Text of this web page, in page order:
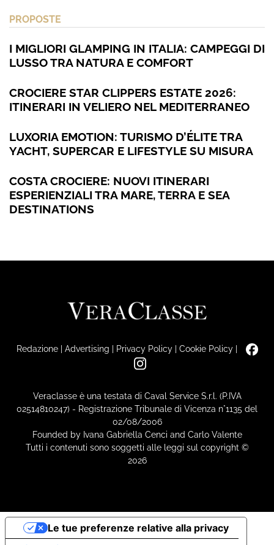
PROPOSTE
I MIGLIORI GLAMPING IN ITALIA: CAMPEGGI DI
LUSSO TRA NATURA E COMFORT
CROCIERE STAR CLIPPERS ESTATE 2026:
ITINERARI IN VELIERO NEL MEDITERRANEO
LUXORIA EMOTION: TURISMO D’ÉLITE TRA
YACHT, SUPERCAR E LIFESTYLE SU MISURA
COSTA CROCIERE: NUOVI ITINERARI
ESPERIENZIALI TRA MARE, TERRA E SEA
DESTINATIONS
Redazione| Advertising | Privacy Policy| Cookie Policy|
Veraclasse è una testata di Caval Service S.r.l. (P.IVA
02514810247) - Registrazione Tribunale di Vicenza n°1135 del
02/08/2006
Founded by Ivana Gabriella Cenci and Carlo Valente
Tutti i contenuti sono soggetti alle leggi sul copyright ©
2026
Le tue preferenze relative alla privacy